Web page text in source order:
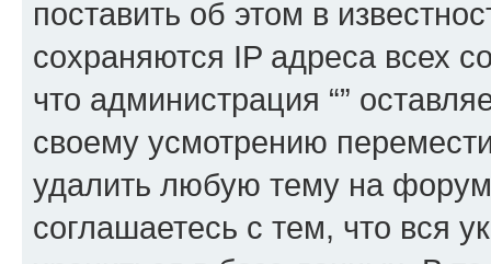
поставить об этом в
сохраняются IP адреса всех
что администрация “”
своему усмотрению
удалить любую тему на
соглашаетесь с тем, что вся